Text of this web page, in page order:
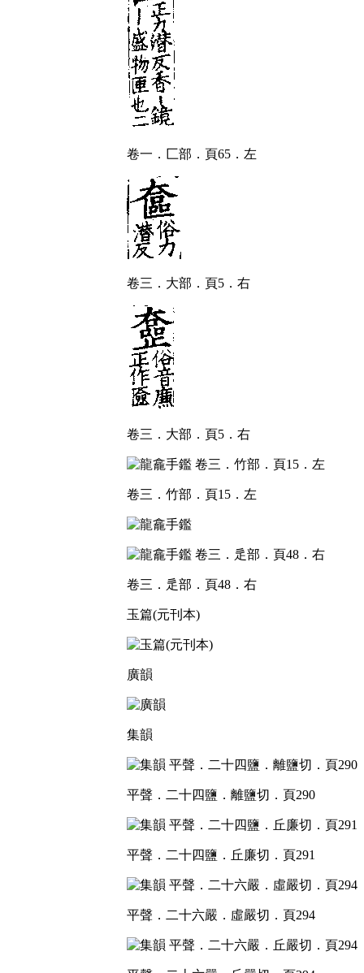
卷一．匚部．頁65．左
卷三．大部．頁5．右
卷三．大部．頁5．右
卷三．竹部．頁15．左
卷三．辵部．頁48．右
玉篇(元刊本)
廣韻
集韻
平聲．二十四鹽．離鹽切．頁290
平聲．二十四鹽．丘廉切．頁291
平聲．二十六嚴．虛嚴切．頁294